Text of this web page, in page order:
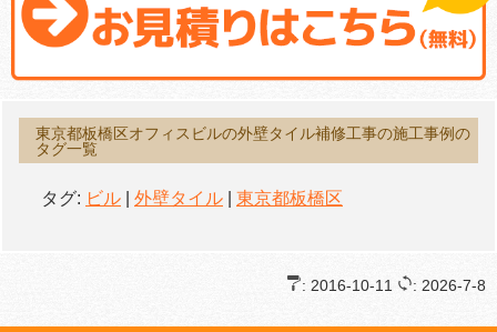
東京都板橋区オフィスビルの外壁タイル補修工事の施工事例の
タグ一覧
タグ: ビル 外壁タイル 東京都板橋区
: 2016-10-11 : 2026-7-8